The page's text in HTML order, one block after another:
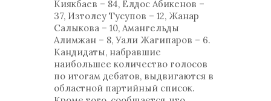
Киякбаев – 84, Елдос Абикенов –
37, Изтолеу Тусупов – 12, Жанар
Салыкова – 10, Амангельды
Алимжан – 8, Уали Жагипаров – 6.
Кандидаты, набравшие
наибольшее количество голосов
по итогам дебатов, выдвигаются в
областной партийный список.